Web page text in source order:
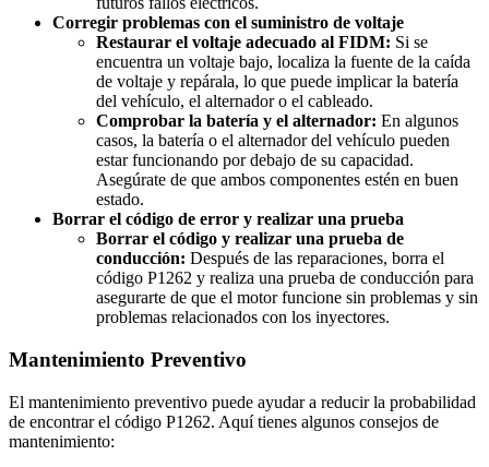
Corregir problemas con el suministro de voltaje
Restaurar el voltaje adecuado al FIDM: Si se
encuentra un voltaje bajo, localiza la fuente de la caída
de voltaje y repárala, lo que puede implicar la batería
del vehículo, el alternador o el cableado.
Comprobar la batería y el alternador: En algunos
casos, la batería o el alternador del vehículo pueden
estar funcionando por debajo de su capacidad.
Asegúrate de que ambos componentes estén en buen
estado.
Borrar el código de error y realizar una prueba
Borrar el código y realizar una prueba de
conducción: Después de las reparaciones, borra el
código P1262 y realiza una prueba de conducción para
asegurarte de que el motor funcione sin problemas y sin
problemas relacionados con los inyectores.
Mantenimiento Preventivo
El mantenimiento preventivo puede ayudar a reducir la probabilidad
de encontrar el código P1262. Aquí tienes algunos consejos de
mantenimiento: